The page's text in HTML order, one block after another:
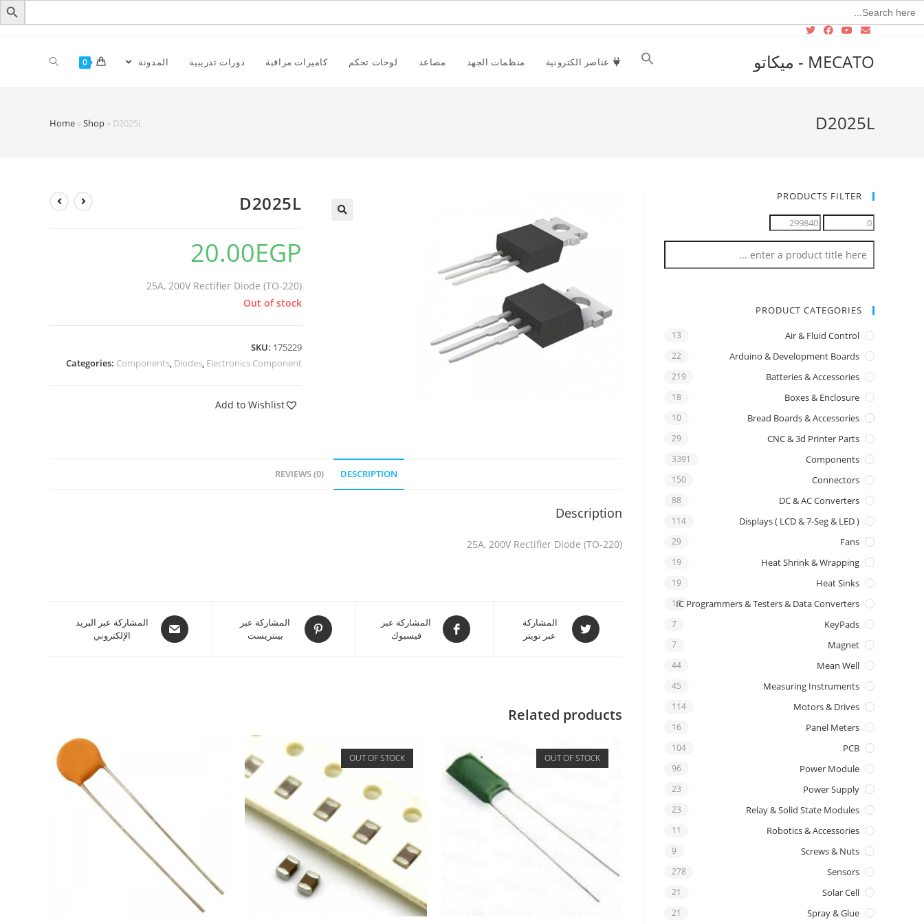
Search
for:
MECATO - ميكاتو عناصر الكترونية منظمات الجهد مصاعد لوحات تحكم كاميرات مراقبة دورات تدريبية المدونة 0
D2025L
Home »Shop » D2025L
D2025L
20.00EGP
25A, 200V Rectifier Diode (TO-220)
Out of stock
SKU: 175229
Categories: Components, Diodes, Electronics Component
Add to Wishlist
DESCRIPTION
REVIEWS (0)
Description
25A, 200V Rectifier Diode (TO-220)
المشاركة
عبر تويتر
المشاركة عبر
فيسبوك
المشاركة عبر
بينتريست
المشاركة عبر البريد
الإلكتروني
Related products
OUT OF STOCK
OUT OF STOCK
PRODUCTS FILTER
PRODUCT CATEGORIES
Air & Fluid Control
13
Arduino & Development Boards
22
Batteries & Accessories
219
Boxes & Enclosure
18
Bread Boards & Accessories
10
CNC & 3d Printer Parts
29
Components
3391
Connectors
150
DC & AC Converters
88
Displays ( LCD & 7-Seg & LED )
114
Fans
29
Heat Shrink & Wrapping
19
Heat Sinks
19
IC Programmers & Testers & Data Converters
16
KeyPads
7
Magnet
7
Mean Well
44
Measuring Instruments
45
Motors & Drives
114
Panel Meters
16
PCB
104
Power Module
96
Power Supply
23
Relay & Solid State Modules
23
Robotics & Accessories
11
Screws & Nuts
9
Sensors
278
Solar Cell
21
Spray & Glue
21